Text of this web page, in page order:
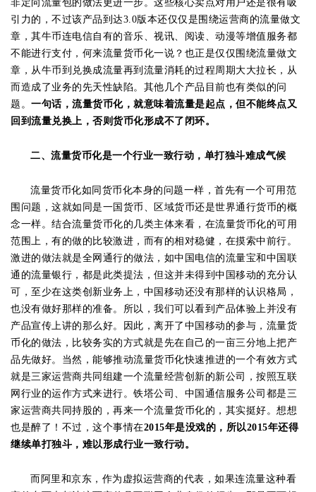
非定向流量包的做法更进一步。这些核心卖点对用户还是很有吸
引力的，不过该产品到达3.0版本还仅仅是围绕运营商的流量做文
章，其牛币连电信自有的音乐、视讯、阅读、动漫等增值服务都
不能进行支付，何来流量货币化一说？也正是仅仅围绕流量做文
章，从牛币到兑换成流量再到流量消耗的过程周期大大拉长，从
而造成了业务的先天性缺陷。其他几个产品目前也有类似的问
题。 一句话，流量货币化，就意味着流量是起点，但不能终点又
回到流量兑换上，否则货币化形成不了闭环。
二、流量货币化是一个行业一致行动，单打独斗难成气候
流量货币化如同货币化本身的问题一样，首先有一个可用范
围问题，这就如同是一国货币、区域货币还是世界通行货币的概
念一样。结合流量货币化的几类主体来看，在流量货币化的可用
范围上，有的做的比较激进，而有的相对稳健，在摸索中前行。
激进的做法就是全网通行的做法，如中国电信的流量宝和中国联
通的流量银行，都是此类提法，但这并未得到中国移动的充分认
可，至少在这类创新业务上，中国移动还没有那样的认识格局，
也没有做好那样的准备。所以，我们可以看到产品体验上并没有
产品宣传上讲的那么好。因此，离开了中国移动的参与，流量货
币化的做法，比较务实的方式就是先在自己的一亩三分地上把产
品先做好。当然，能够推动流量货币化快速推进的一个有效方式
就是三家运营商共同组建一个流量经营创新的新公司，按照互联
网行业的运作方式来进行。铁塔公司、中国通信服务公司都是三
家运营商共同持股的，再来一个流量货币化的，其实挺好。想想
也是醉了！不过，这个事情在2015年是没戏的，所以2015年还得
继续单打独斗，难以形成行业一致行动。
而阿里和京东，作为虚拟运营商的代表，如果连流量这种看